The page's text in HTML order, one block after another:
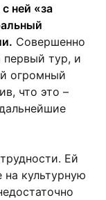
ней «за
Совершенно
тур, и
огромный
что это –
Ей
на культурную